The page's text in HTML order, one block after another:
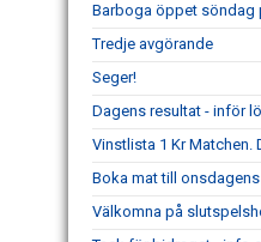
Barboga öppet söndag
Tredje avgörande
Seger!
Dagens resultat - inför
Vinstlista 1 Kr Matchen.
Boka mat till
Välkomna på